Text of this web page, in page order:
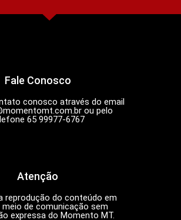
Fale Conosco
conosco através do email
ou pelo
65 99977-6767
Atenção
reprodução do conteúdo em
meio de comunicação sem
expressa do Momento MT.